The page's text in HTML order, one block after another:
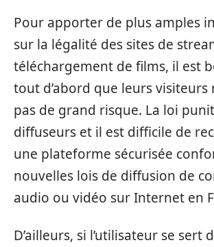
Pour apporter de plus amples
sur la légalité des sites de
téléchargement de films, il est
tout d’abord que leurs visiteurs
pas de grand risque. La loi
diffuseurs et il est difficile de
une plateforme sécurisée
nouvelles lois de diffusion de
audio ou vidéo sur Internet en
D’ailleurs, si l’utilisateur se sert